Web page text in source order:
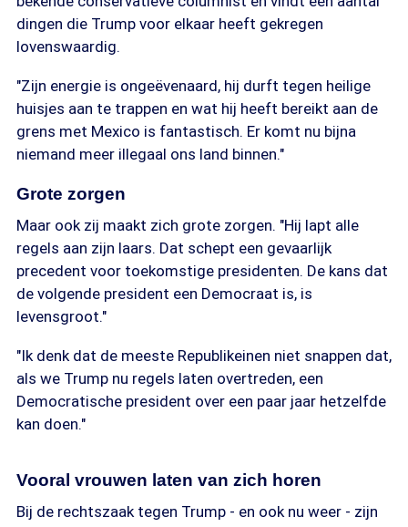
dingen die Trump voor elkaar heeft gekregen
lovenswaardig.
"Zijn energie is ongeëvenaard, hij durft tegen heilige
huisjes aan te trappen en wat hij heeft bereikt aan de
grens met Mexico is fantastisch. Er komt nu bijna
niemand meer illegaal ons land binnen."
Grote zorgen
Maar ook zij maakt zich grote zorgen. "Hij lapt alle
regels aan zijn laars. Dat schept een gevaarlijk
precedent voor toekomstige presidenten. De kans dat
de volgende president een Democraat is, is
levensgroot."
"Ik denk dat de meeste Republikeinen niet snappen dat,
als we Trump nu regels laten overtreden, een
Democratische president over een paar jaar hetzelfde
kan doen."
Vooral vrouwen laten van zich horen
Bij de rechtszaak tegen Trump - en ook nu weer - zijn